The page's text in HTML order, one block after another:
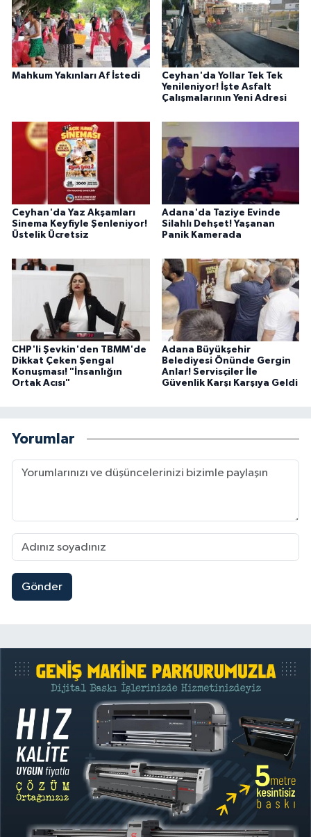
Mahkum Yakınları Af İstedi
Ceyhan'da Yollar Tek Tek
Yenileniyor! İşte Asfalt
Çalışmalarının Yeni Adresi
Ceyhan'da Yaz Akşamları
Sinema Keyfiyle Şenleniyor!
Üstelik Ücretsiz
Adana'da Taziye Evinde
Silahlı Dehşet! Yaşanan
Panik Kamerada
CHP'li Şevkin'den TBMM'de
Dikkat Çeken Şengal
Konuşması! "İnsanlığın
Ortak Acısı"
Adana Büyükşehir
Belediyesi Önünde Gergin
Anlar! Servisçiler İle
Güvenlik Karşı Karşıya Geldi
Yorumlar
Gönder